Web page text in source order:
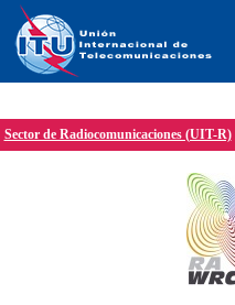
Sector de Radiocomunicaciones (UIT-R)